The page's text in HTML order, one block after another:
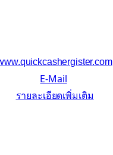
E-Mail
รายละเอียดเพิ่มเติม